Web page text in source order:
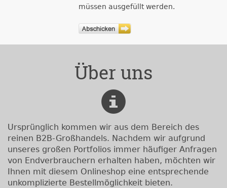
müssen ausgefüllt werden.
Über uns
Ursprünglich kommen wir aus dem Bereich des
reinen B2B-Großhandels. Nachdem wir aufgrund
unseres großen Portfolios immer häufiger Anfragen
von Endverbrauchern erhalten haben, möchten wir
Ihnen mit diesem Onlineshop eine entsprechende
unkomplizierte Bestellmöglichkeit bieten.